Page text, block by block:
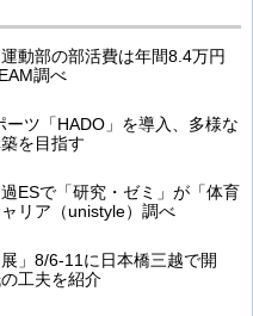
動部の部活費は年間8.4万円
調べ
ツ「HADO」を導入、多様な
を目指す
ESで「研究・ゼミ」が「体育
リア（unistyle）調べ
」8/6-11に日本橋三越で開
工夫を紹介